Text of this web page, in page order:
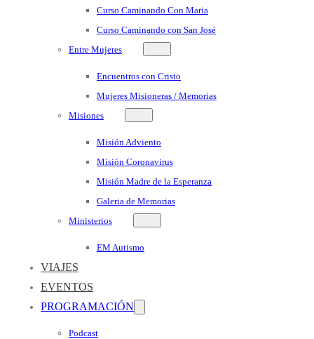
Curso Caminando Con Maria
Curso Caminando con San José
Entre Mujeres
Encuentros con Cristo
Mujeres Misioneras / Memorias
Misiones
Misión Adviento
Misión Coronavirus
Misión Madre de la Esperanza
Galeria de Memorias
Ministerios
EM Autismo
VIAJES
EVENTOS
PROGRAMACIÓN
Podcast